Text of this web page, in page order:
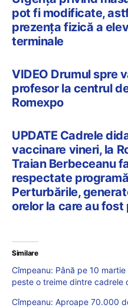
pot fi modificate,
prezența fizică a
terminale
VIDEO Drumul spre
profesor la centrul
Romexpo
UPDATE Cadrele
vaccinare vineri, la
Traian Berbeceanu
respectate
Perturbările,
orelor la care au
Similare
Cîmpeanu: Până pe 10
peste o treime dintre cadrele
Cîmpeanu: Aproape 70.000